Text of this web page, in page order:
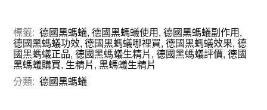
標籤: 德國黑螞蟻,德國黑螞蟻使用,德國黑螞蟻副作用,
德國黑螞蟻功效,德國黑螞蟻哪裡買,德國黑螞蟻效果,德
國黑螞蟻正品,德國黑螞蟻生精片,德國黑螞蟻評價,德國
黑螞蟻購買, 生精片,黑螞蟻生精片
分類: 德國黑螞蟻